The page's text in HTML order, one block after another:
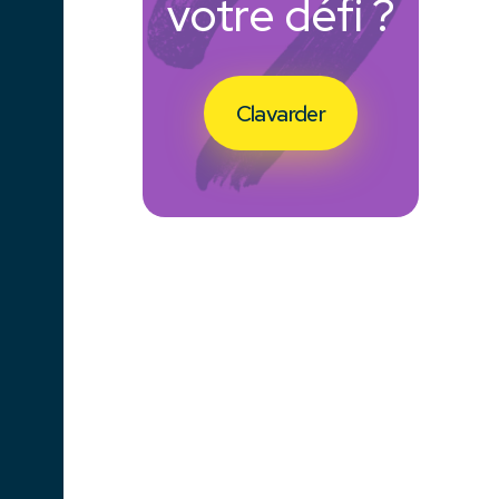
votre défi ?
Clavarder